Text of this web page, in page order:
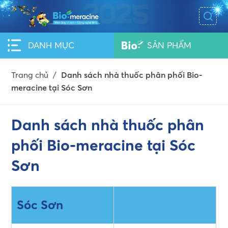
DANH MỤC SẢN PHẨM
Trang chủ / Danh sách nhà thuốc phân phối Bio-
meracine tại Sóc Sơn
Danh sách nhà thuốc phân
phối Bio-meracine tại Sóc
Sơn
Sóc Sơn